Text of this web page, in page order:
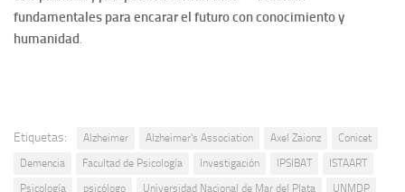
fundamentales para encarar el futuro con conocimiento y
humanidad.
Etiquetas: Alzheimer Alzheimer's Association Axel Zaionz
Conicet
Demencia
Facultad de Psicología Investigación IPSIBAT
ISTAART
Psicología
psicólogo Universidad Nacional de Mar del Plata
UNMDP